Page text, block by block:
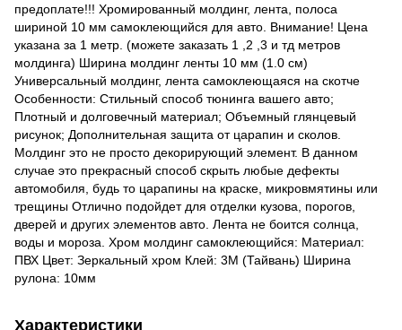
предоплате!!! Хромированный молдинг, лента, полоса
шириной 10 мм самоклеющийся для авто. Внимание! Цена
указана за 1 метр. (можете заказать 1 ,2 ,3 и тд метров
молдинга) Ширина молдинг ленты 10 мм (1.0 см)
Универсальный молдинг, лента самоклеющаяся на скотче
Особенности: Стильный способ тюнинга вашего авто;
Плотный и долговечный материал; Объемный глянцевый
рисунок; Дополнительная защита от царапин и сколов.
Молдинг это не просто декорирующий элемент. В данном
случае это прекрасный способ скрыть любые дефекты
автомобиля, будь то царапины на краске, микровмятины или
трещины Отлично подойдет для отделки кузова, порогов,
дверей и других элементов авто. Лента не боится солнца,
воды и мороза. Хром молдинг самоклеющийся: Материал:
ПВХ Цвет: Зеркальный хром Клей: 3М (Тайвань) Ширина
рулона: 10мм
Характеристики